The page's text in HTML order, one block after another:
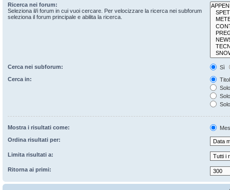
Ricerca nei forum:
Seleziona il/i forum in cui vuoi cercare. Per velocizzare la ricerca nei subforum
seleziona il forum principale e abilita la ricerca.
Cerca nei subforum:
Sì
Cerca in:
Mostra i risultati come:
Ordina risultati per:
Limita risultati a:
Ritorna ai primi: